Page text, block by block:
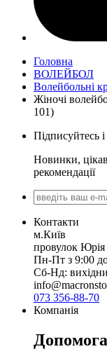
Головна
ВОЛЕЙБОЛ
Волейбольні
Жіночі
101)
Підписуйтесь
Новинки,
рекомендації
Контакти
м.Київ
провулок
Пн-Пт з 9:00
Сб-Нд:
073 356-88-70
Компанія
Допомога